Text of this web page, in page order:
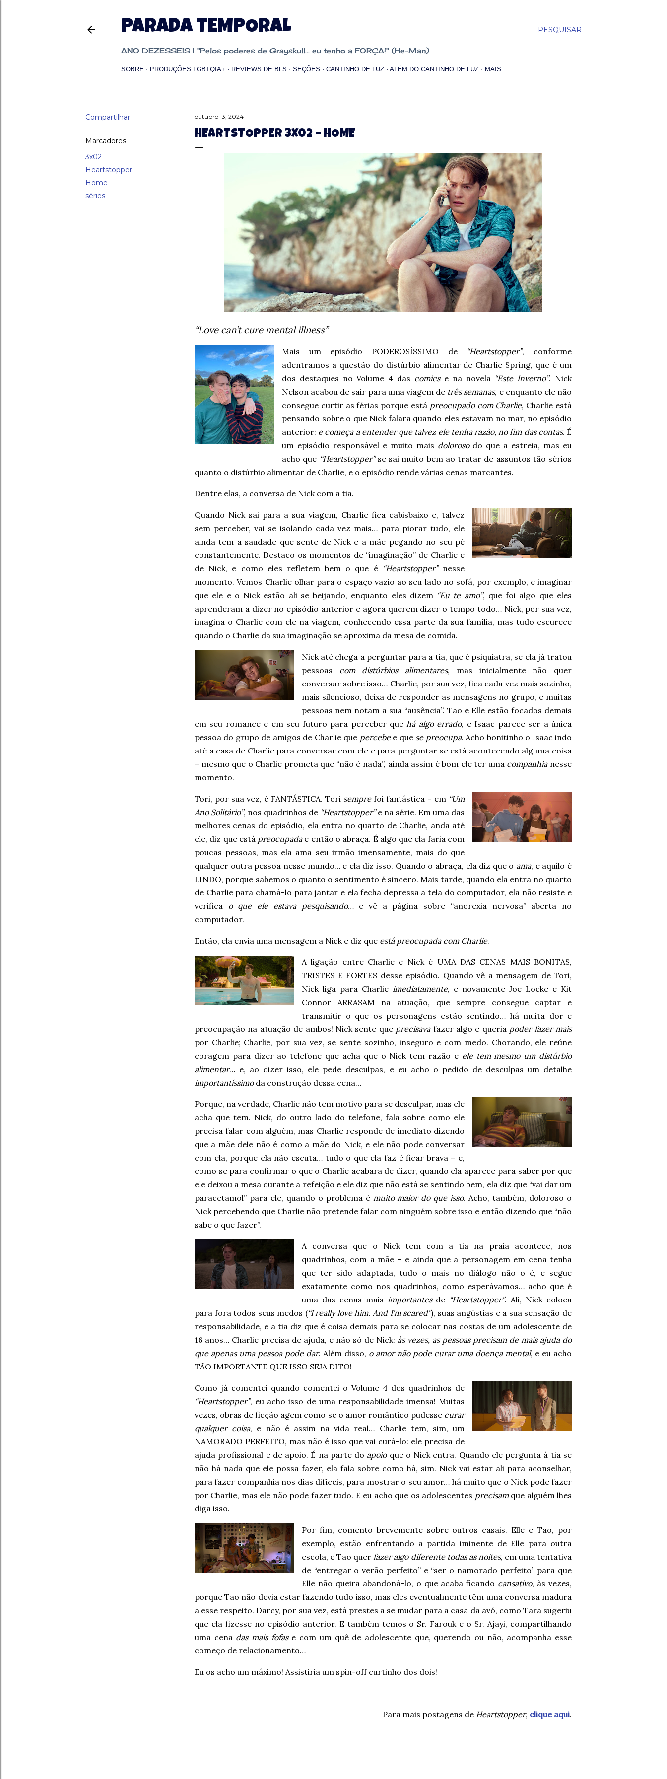
PESQUISAR
PARADA TEMPORAL
ANO DEZESSEIS | "Pelos poderes de Grayskull... eu tenho a FORÇA!" (He-Man)
SOBRE PRODUÇÕES LGBTQIA+ REVIEWS DE BLS SEÇÕES CANTINHO DE LUZ ALÉM DO CANTINHO DE LUZ MAIS…
Compartilhar
Marcadores
3x02
Heartstopper
Home
séries
outubro 13, 2024
HEARTSTOPPER 3X02 – HOME
“Love can’t cure mental illness”
Mais um episódio PODEROSÍSSIMO de “Heartstopper”, conforme
adentramos a questão do distúrbio alimentar de Charlie Spring, que é um
dos destaques no Volume 4 das comicse na novela “Este Inverno”. Nick
Nelson acabou de sair para uma viagem de três semanas, e enquanto ele não
consegue curtir as férias porque está preocupado com Charlie, Charlie está
pensando sobre o que Nick falara quando eles estavam no mar, no episódio
anterior: e começa a entender que talvez ele tenha razão, no fim das contas. É
um episódio responsável e muito mais dolorosodo que a estreia, mas eu
acho que “Heartstopper”se sai muito bem ao tratar de assuntos tão sérios
quanto o distúrbio alimentar de Charlie, e o episódio rende várias cenas marcantes.
Dentre elas, a conversa de Nick com a tia.
Quando Nick sai para a sua viagem, Charlie fica cabisbaixo e, talvez
sem perceber, vai se isolando cada vez mais… para piorar tudo, ele
ainda tem a saudade que sente de Nick e a mãe pegando no seu pé
constantemente. Destaco os momentos de “imaginação” de Charlie e
de Nick, e como eles refletem bem o que é “Heartstopper”nesse
momento. Vemos Charlie olhar para o espaço vazio ao seu lado no sofá, por exemplo, e imaginar
que ele e o Nick estão ali se beijando, enquanto eles dizem “Eu te amo”, que foi algo que eles
aprenderam a dizer no episódio anterior e agora querem dizer o tempo todo… Nick, por sua vez,
imagina o Charlie com ele na viagem, conhecendo essa parte da sua família, mas tudo escurece
quando o Charlie da sua imaginação se aproxima da mesa de comida.
Nick até chega a perguntar para a tia, que é psiquiatra, se ela já tratou
pessoas com distúrbios alimentares, mas inicialmente não quer
conversar sobre isso… Charlie, por sua vez, fica cada vez mais sozinho,
mais silencioso, deixa de responder as mensagens no grupo, e muitas
pessoas nem notam a sua “ausência”. Tao e Elle estão focados demais
em seu romance e em seu futuro para perceber quehá algo errado, e Isaac parece ser a única
pessoa do grupo de amigos de Charlie que percebee que se preocupa. Acho bonitinho o Isaac indo
até a casa de Charlie para conversar com ele e para perguntar se está acontecendo alguma coisa
– mesmo que o Charlie prometa que “não é nada”, ainda assim é bom ele ter uma companhianesse
momento.
Tori, por sua vez, é FANTÁSTICA. Tori semprefoi fantástica – em “Um
Ano Solitário”, nos quadrinhos de “Heartstopper”e na série. Em uma das
melhores cenas do episódio, ela entra no quarto de Charlie, anda até
ele, diz que está preocupadae então o abraça. É algo que ela faria com
poucas pessoas, mas ela ama seu irmão imensamente, mais do que
qualquer outra pessoa nesse mundo… e ela diz isso. Quando o abraça, ela diz que o ama, e aquilo é
LINDO, porque sabemos o quanto o sentimento é sincero. Mais tarde, quando ela entra no quarto
de Charlie para chamá-lo para jantar e ela fecha depressa a tela do computador, ela não resiste e
verifica o que ele estava pesquisando… e vê a página sobre “anorexia nervosa” aberta no
computador.
Então, ela envia uma mensagem a Nick e diz que está preocupada com Charlie.
A ligação entre Charlie e Nick é UMA DAS CENAS MAIS BONITAS,
TRISTES E FORTES desse episódio. Quando vê a mensagem de Tori,
Nick liga para Charlie imediatamente, e novamente Joe Locke e Kit
Connor ARRASAM na atuação, que sempre consegue captar e
transmitir o que os personagens estão sentindo… há muita dor e
preocupação na atuação de ambos! Nick sente que precisavafazer algo e queria poder fazer mais
por Charlie; Charlie, por sua vez, se sente sozinho, inseguro e com medo. Chorando, ele reúne
coragem para dizer ao telefone que acha que o Nick tem razão e ele tem mesmo um distúrbio
alimentar… e, ao dizer isso, ele pede desculpas, e eu acho o pedido de desculpas um detalhe
importantíssimoda construção dessa cena…
Porque, na verdade, Charlie não tem motivo para se desculpar, mas ele
acha que tem. Nick, do outro lado do telefone, fala sobre como ele
precisa falar com alguém, mas Charlie responde de imediato dizendo
que a mãe dele não é como a mãe do Nick, e ele não pode conversar
com ela, porque ela não escuta… tudo o que ela faz é ficar brava – e,
como se para confirmar o que o Charlie acabara de dizer, quando ela aparece para saber por que
ele deixou a mesa durante a refeição e ele diz que não está se sentindo bem, ela diz que “vai dar um
paracetamol” para ele, quando o problema é muito maior do que isso. Acho, também, doloroso o
Nick percebendo que Charlie não pretende falar com ninguém sobre isso e então dizendo que “não
sabe o que fazer”.
A conversa que o Nick tem com a tia na praia acontece, nos
quadrinhos, com a mãe – e ainda que a personagem em cena tenha
que ter sido adaptada, tudo o mais no diálogo não o é, e segue
exatamente como nos quadrinhos, como esperávamos… acho que é
uma das cenas mais importantesde “Heartstopper”. Ali, Nick coloca
para fora todos seus medos (“I really love him. And I’m scared”), suas angústias e a sua sensação de
responsabilidade, e a tia diz que é coisa demais para se colocar nas costas de um adolescente de
16 anos… Charlie precisa de ajuda, e não só de Nick: às vezes, as pessoas precisam de mais ajuda do
que apenas uma pessoa pode dar. Além disso, o amor não pode curar uma doença mental, e eu acho
TÃO IMPORTANTE QUE ISSO SEJA DITO!
Como já comentei quando comentei o Volume 4 dos quadrinhos de
“Heartstopper”, eu acho isso de uma responsabilidade imensa! Muitas
vezes, obras de ficção agem como se o amor romântico pudesse curar
qualquer coisa, e não é assim na vida real… Charlie tem, sim, um
NAMORADO PERFEITO, mas não é isso que vai curá-lo: ele precisa de
ajuda profissional e de apoio. É na parte do apoioque o Nick entra. Quando ele pergunta à tia se
não há nada que ele possa fazer, ela fala sobre como há, sim. Nick vai estar ali para aconselhar,
para fazer companhia nos dias difíceis, para mostrar o seu amor… há muito que o Nick pode fazer
por Charlie, mas ele não pode fazer tudo. E eu acho que os adolescentes precisamque alguém lhes
diga isso.
Por fim, comento brevemente sobre outros casais. Elle e Tao, por
exemplo, estão enfrentando a partida iminente de Elle para outra
escola, e Tao quer fazer algo diferente todas as noites, em uma tentativa
de “entregar o verão perfeito” e “ser o namorado perfeito” para que
Elle não queira abandoná-lo, o que acaba ficando cansativo, às vezes,
porque Tao não devia estar fazendo tudo isso, mas eles eventualmente têm uma conversa madura
a esse respeito. Darcy, por sua vez, está prestes a se mudar para a casa da avó, como Tara sugeriu
que ela fizesse no episódio anterior. E também temos o Sr. Farouk e o Sr. Ajayi, compartilhando
uma cena das mais fofase com um quê de adolescente que, querendo ou não, acompanha esse
começo de relacionamento…
Eu os acho um máximo! Assistiria um spin-off curtinho dos dois!
Para mais postagens de Heartstopper, clique aqui.